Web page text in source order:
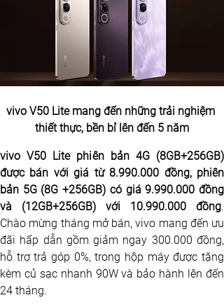
vivo V50 Lite mang đến những trải nghiệm
thiết thực, bền bỉ lên đến 5 năm
vivo V50 Lite phiên bản 4G (8GB+256GB)
được bán với giá từ 8.990.000 đồng, phiên
bản 5G (8G +256GB) có giá 9.990.000 đồng
và (12GB+256GB) với 10.990.000 đồng.
Chào mừng tháng mở bán, vivo mang đến ưu
đãi hấp dẫn gồm giảm ngay 300.000 đồng,
hỗ trợ trả góp 0%, trong hộp máy được tặng
kèm củ sạc nhanh 90W và bảo hành lên đến
24 tháng.